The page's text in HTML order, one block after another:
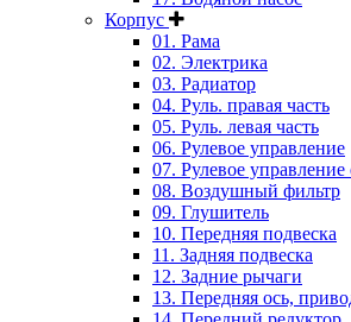
Корпус
01. Рама
02. Электрика
03. Радиатор
04. Руль. правая часть
05. Руль. левая часть
06. Рулевое управление
07. Рулевое управление
08. Воздушный фильтр
09. Глушитель
10. Передняя подвеска
11. Задняя подвеска
12. Задние рычаги
13. Передняя ось,